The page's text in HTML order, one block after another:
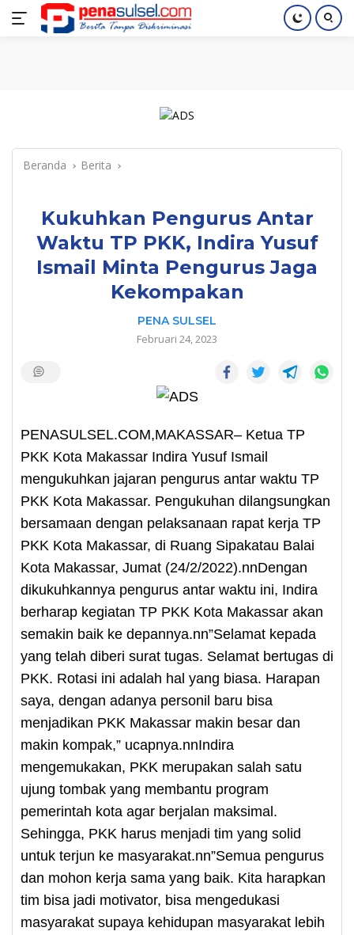
Langsung
Home Nasional Pendidikan Index
Beranda Berita
Kukuhkan Pengurus Antar
Waktu TP PKK, Indira Yusuf
Ismail Minta Pengurus Jaga
Kekompakan
PENA SULSEL
Februari 24, 2023
PENASULSEL.COM,MAKASSAR– Ketua TP
PKK Kota Makassar Indira Yusuf Ismail
mengukuhkan jajaran pengurus antar waktu TP
PKK Kota Makassar. Pengukuhan dilangsungkan
bersamaan dengan pelaksanaan rapat kerja TP
PKK Kota Makassar, di Ruang Sipakatau Balai
Kota Makassar, Jumat (24/2/2022).nnDengan
dikukuhkannya pengurus antar waktu ini, Indira
berharap kegiatan TP PKK Kota Makassar akan
semakin baik ke depannya.nn”Selamat kepada
yang telah diberi surat tugas. Selamat bertugas di
PKK. Rotasi ini adalah hal yang biasa. Harapan
saya, dengan adanya personil baru bisa
menjadikan PKK Makassar makin besar dan
makin kompak,” ucapnya.nnIndira
mengemukakan, PKK merupakan salah satu
ujung tombak yang membantu program
pemerintah kota agar berjalan maksimal.
Sehingga, PKK harus menjadi tim yang solid
untuk terjun ke masyarakat.nn”Semua pengurus
dan mohon kerja sama yang baik. Kita harapkan
tim bisa jadi motivator, bisa mengedukasi
masyarakat supaya kehidupan masyarakat lebih